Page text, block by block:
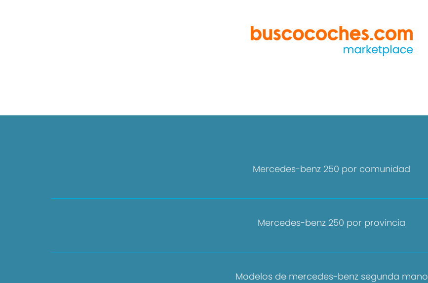
Mercedes-benz 250 por comunidad
Mercedes-benz 250 por provincia
Modelos de mercedes-benz segunda mano